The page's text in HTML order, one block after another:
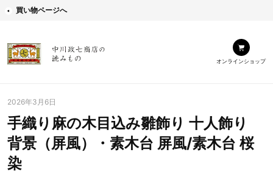
買い物ページへ
オンラインショップ
2026年3月6日
手織り麻の木目込み雛飾り 十人飾り
背景（屏風）・素木台 屏風/素木台 桜
染